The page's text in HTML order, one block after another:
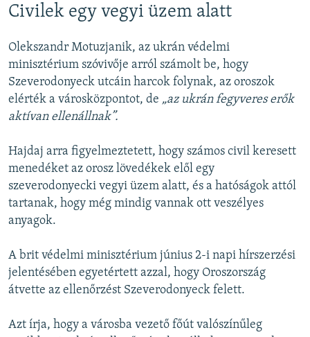
Civilek egy vegyi üzem alatt
Olekszandr Motuzjanik, az ukrán védelmi
minisztérium szóvivője arról számolt be, hogy
Szeverodonyeck utcáin harcok folynak, az oroszok
elérték a városközpontot, de „az ukrán fegyveres erők
aktívan ellenállnak”.
Hajdaj arra figyelmeztetett, hogy számos civil keresett
menedéket az orosz lövedékek elől egy
szeverodonyecki vegyi üzem alatt, és a hatóságok attól
tartanak, hogy még mindig vannak ott veszélyes
anyagok.
A brit védelmi minisztérium június 2-i napi hírszerzési
jelentésében egyetértett azzal, hogy Oroszország
átvette az ellenőrzést Szeverodonyeck felett.
Azt írja, hogy a városba vezető főút valószínűleg